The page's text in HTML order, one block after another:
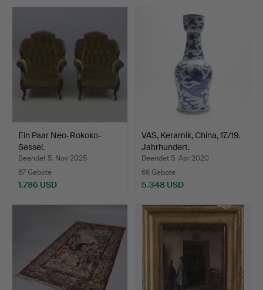
Ein Paar Neo-Rokoko-
Sessel.
Beendet 5. Nov 2025
67 Gebote
1.786 USD
VAS, Keramik, China, 17./19.
Jahrhundert.
Beendet 5. Apr 2020
66 Gebote
5.348 USD